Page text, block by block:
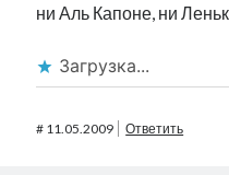
ни Аль Капоне, ни
Загрузка...
# 11.05.2009 Ответить